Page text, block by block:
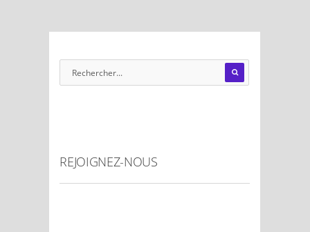
REJOIGNEZ-NOUS